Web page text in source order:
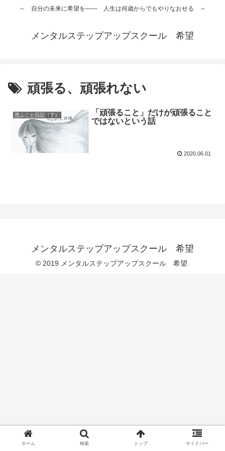
～ 自分の未来に希望を―― 人生は何歳からでもやりなおせる ～
メンタルステップアップスクール 希望
頑張る、頑張れない
思ふこと日記（了）
「頑張ること」だけが頑張ること
ではないという話
2020.06.01
メンタルステップアップスクール 希望
© 2019 メンタルステップアップスクール 希望.
ホーム 検索 トップ サイドバー